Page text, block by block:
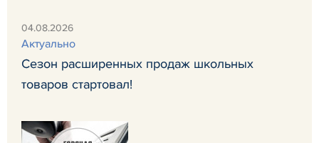
04.08.2026
Актуально
Сезон расширенных продаж школьных
товаров стартовал!